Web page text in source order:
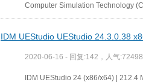
Computer Simulation Technology
IDM UEStudio UEStudio 24.3.0.38
2020-06-16 - 回复:142，人气
IDM UEStudio 24 (x86/x64) | 212.4